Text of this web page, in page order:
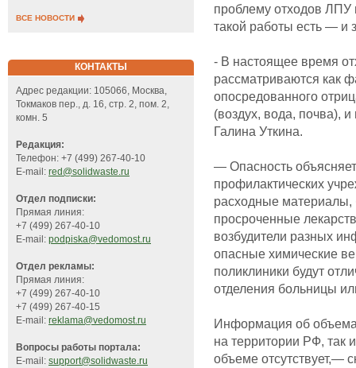
ВСЕ НОВОСТИ
КОНТАКТЫ
Адрес редакции: 105066, Москва,
Токмаков пер., д. 16, стр. 2, пом. 2,
комн. 5
Редакция:
Телефон: +7 (499) 267-40-10
E-mail: red@solidwaste.ru
Отдел подписки:
Прямая линия:
+7 (499) 267-40-10
E-mail: podpiska@vedomost.ru
Отдел рекламы:
Прямая линия:
+7 (499) 267-40-10
+7 (499) 267-40-15
E-mail: reklama@vedomost.ru
Вопросы работы портала:
E-mail: support@solidwaste.ru
проблему отходов ЛПУ
такой работы есть — и
- В настоящее время
рассматриваются как
опосредованного
(воздух, вода, почва),
Галина Уткина.
— Опасность
профилактических
расходные
просроченные
возбудители разных
опасные химические
поликлиники будут
отделения больницы
Информация об
на территории РФ, так
объеме отсутствует,—